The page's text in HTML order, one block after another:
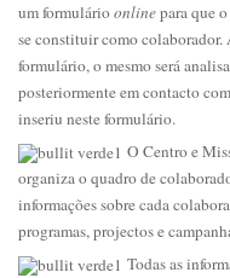
um formulárioonlinepara que
se constituir como colaborador.
formulário, o mesmo será
posteriormente em contacto
inseriu neste formulário.
O Centro e
organiza o quadro de
informações sobre cada
programas, projectos e
Todas as